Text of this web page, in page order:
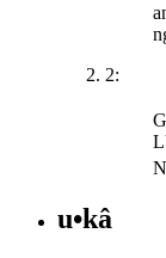
2:
u•kâ